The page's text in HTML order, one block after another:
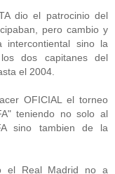
dio el patrocinio del
pero cambio y
sino la
dos capitanes del
el 2004.
OFICIAL el torneo
teniendo no solo al
sino tambien de la
el Real Madrid no a